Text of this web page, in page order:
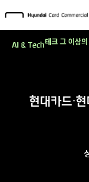
현대카드∙
AI & Tech테크 그 이상
테크 그 이상